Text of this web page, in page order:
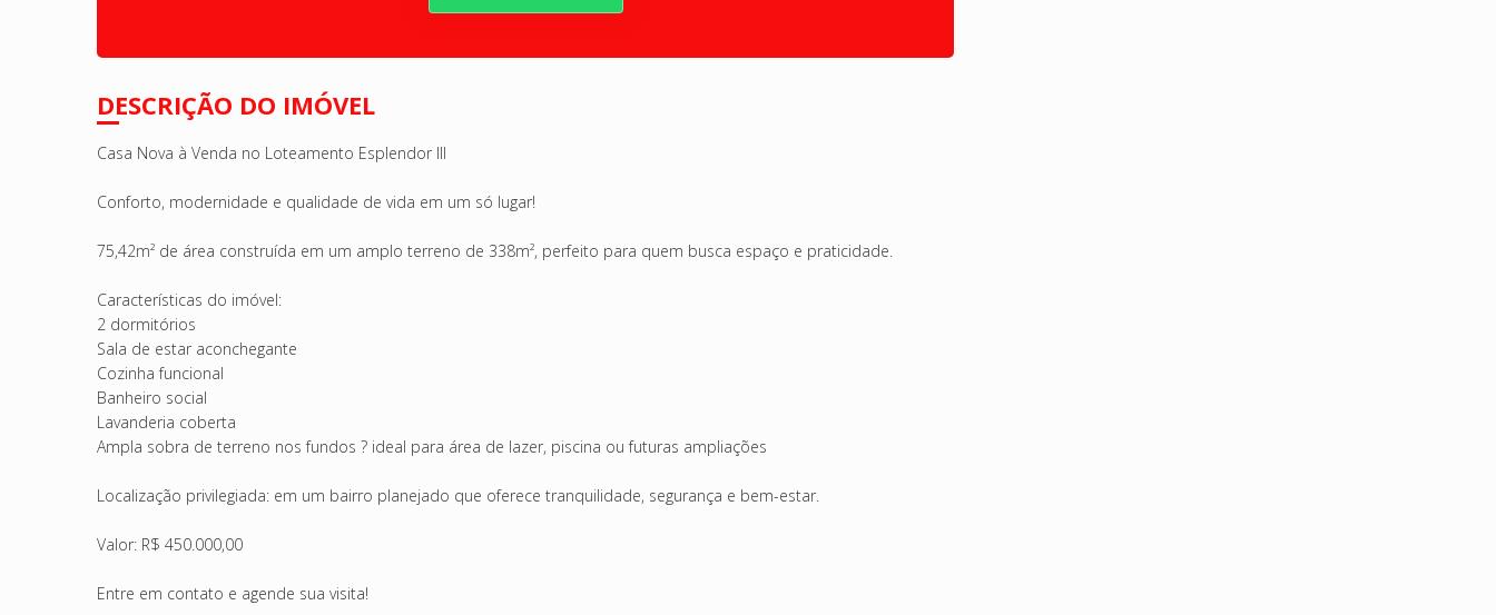
DESCRIÇÃO DO IMÓVEL
Casa Nova à Venda no Loteamento Esplendor III
Conforto, modernidade e qualidade de vida em um só lugar!
75,42m² de área construída em um amplo terreno de 338m², perfeito para quem busca espaço e praticidade.
Características do imóvel:
2 dormitórios
Sala de estar aconchegante
Cozinha funcional
Banheiro social
Lavanderia coberta
Ampla sobra de terreno nos fundos ? ideal para área de lazer, piscina ou futuras ampliações
Localização privilegiada: em um bairro planejado que oferece tranquilidade, segurança e bem-estar.
Valor: R$ 450.000,00
Entre em contato e agende sua visita!